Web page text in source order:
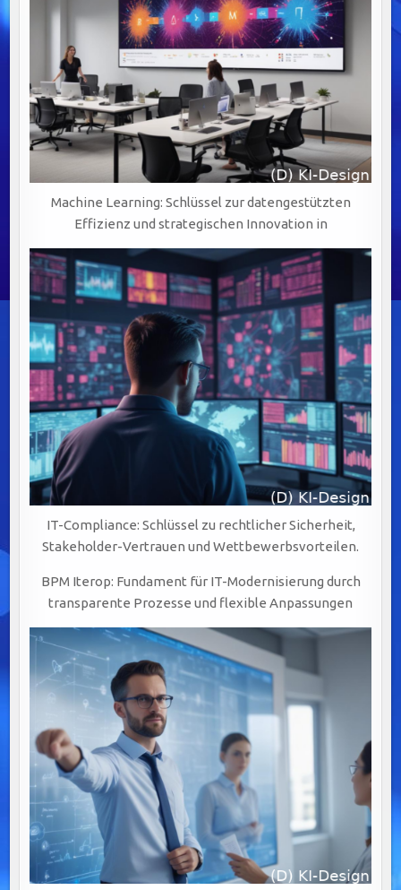
Machine Learning: Schlüssel zur datengestützten
Effizienz und strategischen Innovation in
IT-Compliance: Schlüssel zu rechtlicher Sicherheit,
Stakeholder-Vertrauen und Wettbewerbsvorteilen.
BPM Iterop: Fundament für IT-Modernisierung durch
transparente Prozesse und flexible Anpassungen